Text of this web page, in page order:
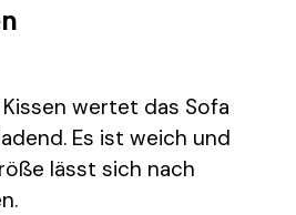
wertet das Sofa
Es ist weich und
lässt sich nach